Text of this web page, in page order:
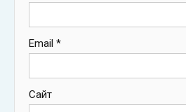
Email *
Сайт